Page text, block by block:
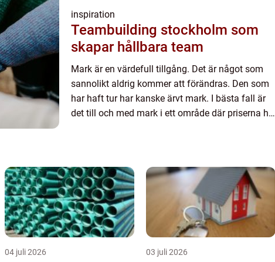
inspiration
Teambuilding stockholm som
skapar hållbara team
Mark är en värdefull tillgång. Det är något som
sannolikt aldrig kommer att förändras. Den som
har haft tur har kanske ärvt mark. I bästa fall är
det till och med mark i ett område där priserna har
04 juli 2026 03 juli 2026